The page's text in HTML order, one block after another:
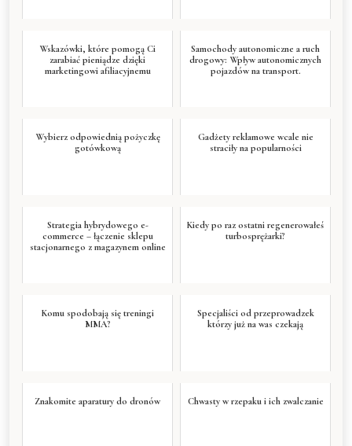
Wskazówki, które pomogą Ci
zarabiać pieniądze dzięki
marketingowi afiliacyjnemu
Samochody autonomiczne a ruch
drogowy: Wpływ autonomicznych
pojazdów na transport.
Wybierz odpowiednią pożyczkę
gotówkową
Gadżety reklamowe wcale nie
straciły na popularności
Strategia hybrydowego e-
commerce – łączenie sklepu
stacjonarnego z magazynem online
Kiedy po raz ostatni regenerowałeś
turbosprężarki?
Komu spodobają się treningi
MMA?
Specjaliści od przeprowadzek
którzy już na was czekają
Znakomite aparatury do dronów Chwasty w rzepaku i ich zwalczanie